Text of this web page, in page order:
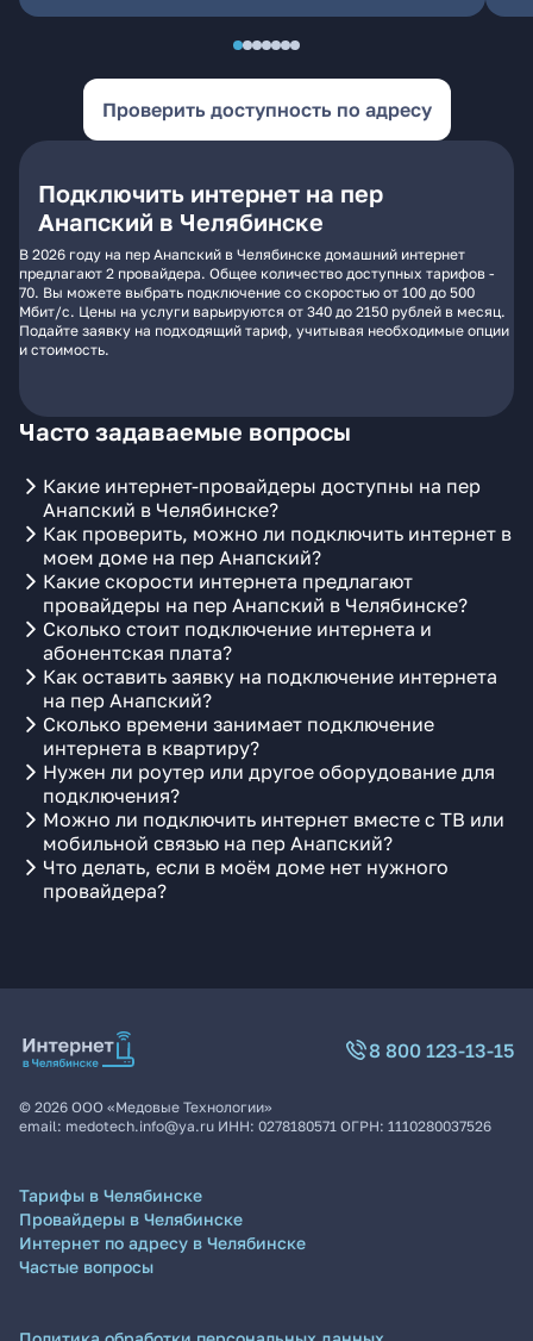
Проверить доступность по адресу
Подключить интернет на пер
Анапский в Челябинске
В 2026 году на пер Анапский в Челябинске домашний интернет
предлагают 2 провайдера. Общее количество доступных тарифов -
70. Вы можете выбрать подключение со скоростью от 100 до 500
Мбит/с. Цены на услуги варьируются от 340 до 2150 рублей в месяц.
Подайте заявку на подходящий тариф, учитывая необходимые опции
и стоимость.
Часто задаваемые вопросы
Какие интернет-провайдеры доступны на пер
Анапский в Челябинске?
Как проверить, можно ли подключить интернет в
моем доме на пер Анапский?
Какие скорости интернета предлагают
провайдеры на пер Анапский в Челябинске?
Сколько стоит подключение интернета и
абонентская плата?
Как оставить заявку на подключение интернета
на пер Анапский?
Сколько времени занимает подключение
интернета в квартиру?
Нужен ли роутер или другое оборудование для
подключения?
Можно ли подключить интернет вместе с ТВ или
мобильной связью на пер Анапский?
Что делать, если в моём доме нет нужного
провайдера?
8 800 123-13-15
© 2026 ООО «Медовые Технологии»
email: medotech.info@ya.ru ИНН: 0278180571 ОГРН: 1110280037526
Тарифы в Челябинске
Провайдеры в Челябинске
Интернет по адресу в Челябинске
Частые вопросы